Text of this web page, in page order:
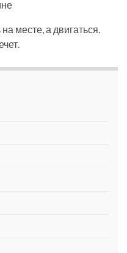
месте, а двигаться.